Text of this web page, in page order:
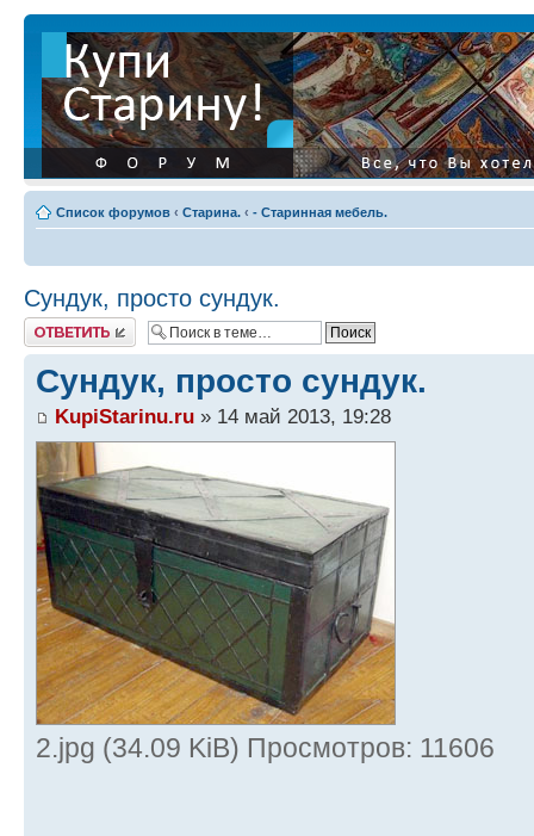
Список форумов ‹ Старина. ‹ - Старинная мебель.
Сундук, просто сундук.
Ответить
Сундук, просто сундук.
KupiStarinu.ru » 14 май 2013, 19:28
2.jpg (34.09 KiB) Просмотров: 11606